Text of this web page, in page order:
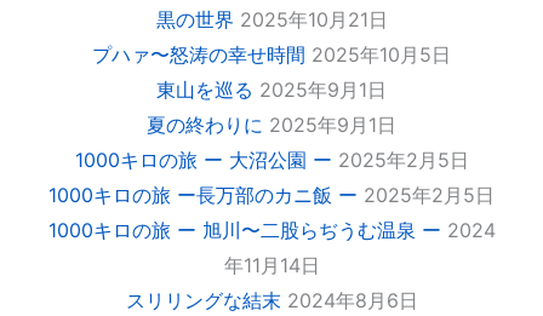
黒の世界 2025年10月21日
プハァ〜怒涛の幸せ時間 2025年10月5日
東山を巡る 2025年9月1日
夏の終わりに 2025年9月1日
1000キロの旅 ー 大沼公園 ー 2025年2月5日
1000キロの旅 ー長万部のカニ飯 ー 2025年2月5日
1000キロの旅 ー 旭川〜二股らぢうむ温泉 ー 2024
年11月14日
スリリングな結末 2024年8月6日